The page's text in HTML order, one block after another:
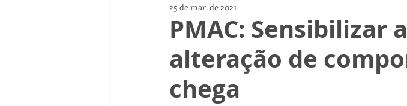
PMAC: Sensibilizar
alteração de
chega
25 de mar. de 2021